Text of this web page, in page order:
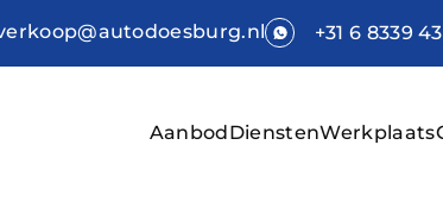
+31 6 8339
Aanbod DienstenWerkplaats